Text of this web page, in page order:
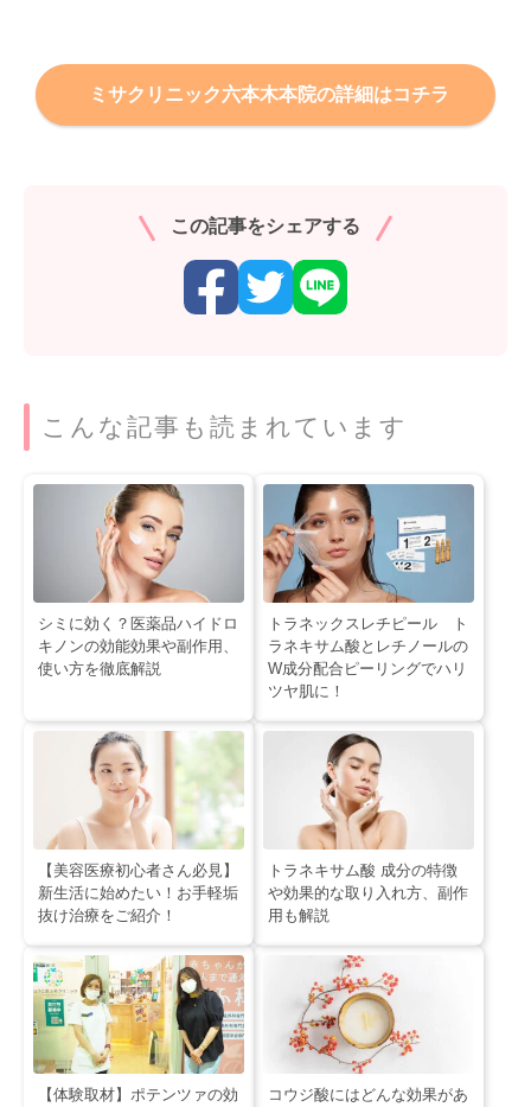
ミサクリニック六本木本院の詳細はコチラ
この記事をシェアする
こんな記事も読まれています
シミに効く？医薬品ハイドロ
キノンの効能効果や副作用、
使い方を徹底解説
トラネックスレチピール ト
ラネキサム酸とレチノールの
W成分配合ピーリングでハリ
ツヤ肌に！
【美容医療初心者さん必見】
新生活に始めたい！お手軽垢
抜け治療をご紹介！
トラネキサム酸 成分の特徴
や効果的な取り入れ方、副作
用も解説
【体験取材】ポテンツァの効
コウジ酸にはどんな効果があ